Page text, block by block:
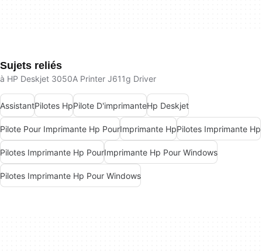
Sujets reliés
à HP Deskjet 3050A Printer J611g Driver
AssistantPilotes HpPilote D'imprimanteHp Deskjet
Pilote Pour Imprimante Hp PourImprimante HpPilotes Imprimante Hp
Pilotes Imprimante Hp PourImprimante Hp Pour Windows
Pilotes Imprimante Hp Pour Windows